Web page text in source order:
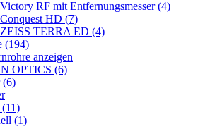
Victory RF mit Entfernungsmesser (4)
Conquest HD (7)
ZEISS TERRA ED (4)
(194)
anzeigen
OPTICS (6)
(6)
(1)